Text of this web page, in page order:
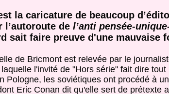
la caricature de beaucoup
l’autoroute de l’anti pensée-
sait faire preuve d'une mauvaise
de Bricmont est relevée par le
l'invité de "Hors série" fait dire
Pologne, les soviétiques ont procédé à
Eric Conan dit qu'elle sert de prétexte